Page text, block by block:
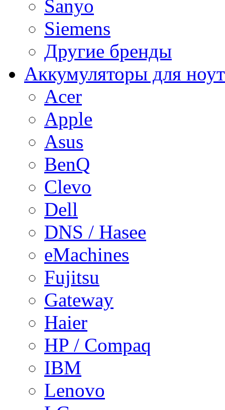
Sanyo
Siemens
Другие бренды
Аккумуляторы для
Acer
Apple
Asus
BenQ
Clevo
Dell
DNS / Hasee
eMachines
Fujitsu
Gateway
Haier
HP / Compaq
IBM
Lenovo